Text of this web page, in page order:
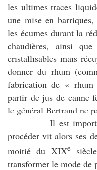
les ultimes traces
une mise en barriques,
les écumes durant la
chaudières, ainsi
cristallisables mais
donner du rhum
fabrication de « rhum
partir de jus de canne
le général Bertrand ne
Il est important
procéder vit alors ses
moitié du XIXe
transformer le mode de